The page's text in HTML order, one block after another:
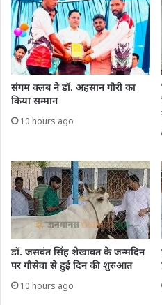
संगम क्लब ने डॉ. अहसान गौरी का
किया सम्मान
10 hours ago
डॉ. जसवंत सिंह शेखावत के जन्मदिन
पर गौसेवा से हुई दिन की शुरुआत
10 hours ago